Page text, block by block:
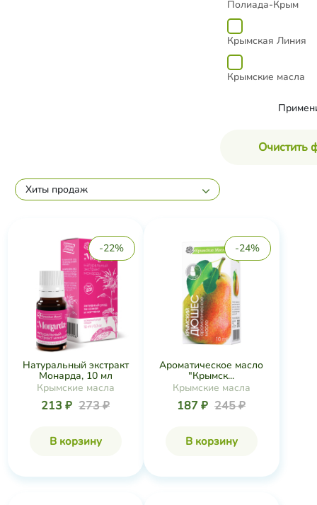
Хиты продаж
Полиада-Крым
Крымская Линия
Крымские масла
Очистить
-22%
Натуральный экстракт
Монарда, 10 мл
Крымские масла
213 ₽ 273 ₽
В корзину
-24%
Ароматическое масло
"Крымск...
Крымские масла
187 ₽ 245 ₽
В корзину